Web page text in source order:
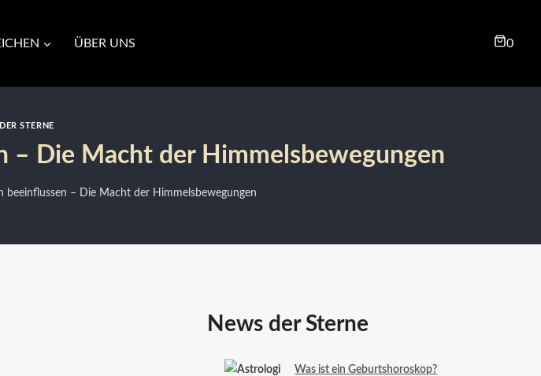
ÜBER UNS 0
STERNE
– Die Macht der Himmelsbewegungen
beeinflussen – Die Macht der Himmelsbewegungen
News der Sterne
Was ist ein Geburtshoroskop?